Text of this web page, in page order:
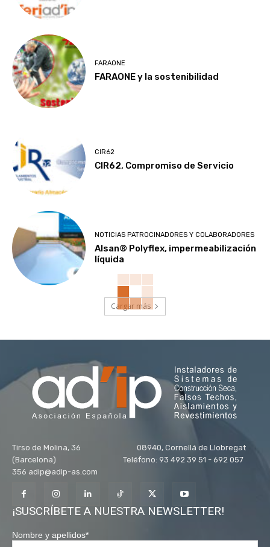
FARAONE
FARAONE y la sostenibilidad
CIR62
CIR62, Compromiso de Servicio
NOTICIAS PATROCINADORES Y COLABORADORES
Alsan® Polyflex, impermeabilización
líquida
Cargar más
Tirso de Molina, 36 08940, Cornellá de Llobregat
(Barcelona) Teléfono: 93 492 39 51 - 692 057
356 adip@adip-as.com
¡SUSCRÍBETE A NUESTRA NEWSLETTER!
Nombre y apellidos*